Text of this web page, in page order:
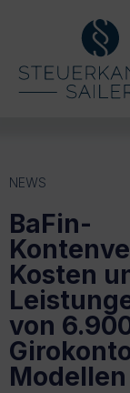
NEWS
BaFin-
Kosten
von
Modellen